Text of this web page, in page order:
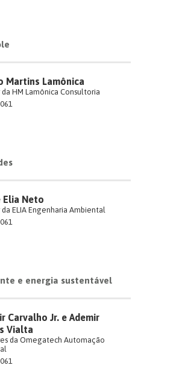
Martins Lamônica
HM Lamônica Consultoria
Elia Neto
ELIA Engenharia Ambiental
e energia sustentável
Carvalho Jr. e Ademir
Vialta
da Omegatech Automação